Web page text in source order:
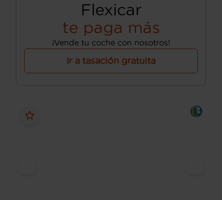
Flexicar
te paga más
¡Vende tu coche con nosotros!
Ir a tasación gratuita